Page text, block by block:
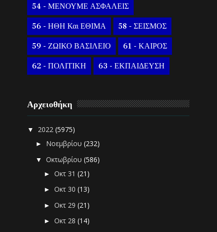
54 - ΜΕΝΟΥΜΕ ΑΣΦΑΛΕΙΣ
56 - ΗΘΗ Και ΕΘΙΜΑ 58 - ΣΕΙΣΜΟΣ
59 - ΖΩΙΚΟ ΒΑΣΙΛΕΙΟ 61 - ΚΑΙΡΟΣ
62 - ΠΟΛΙΤΙΚΗ 63 - ΕΚΠΑΙΔΕΥΣΗ
Αρχειοθήκη
▼ 2022(5975)
► Νοεμβρίου(232)
▼Οκτωβρίου(586)
►Οκτ 31(21)
►Οκτ 30(13)
►Οκτ 29(21)
►Οκτ 28(14)